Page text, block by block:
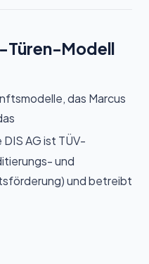
Türen-Modell
das Marcus
DIS AG ist TÜV-
und
und betreibt